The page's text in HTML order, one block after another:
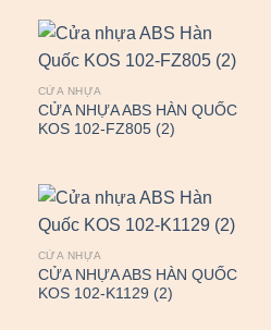
CỬA NHỰA
CỬA NHỰA ABS HÀN QUỐC
KOS 102-FZ805 (2)
CỬA NHỰA
CỬA NHỰA ABS HÀN QUỐC
KOS 102-K1129 (2)